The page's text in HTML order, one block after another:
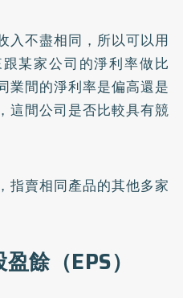
入不盡相同，所以可以用
某家公司的淨利率做比
業間的淨利率是偏高還是
這間公司是否比較具有競
指賣相同產品的其他多家
餘（EPS）